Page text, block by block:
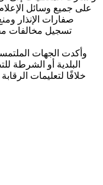
على جميع وسائل
صفارات الإنذار
تسجيل مخالفات
وأكدت الجهات
البلدية أو الشرطة
خلافًا لتعليمات